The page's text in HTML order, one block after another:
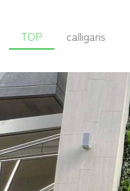
TOP calligaris